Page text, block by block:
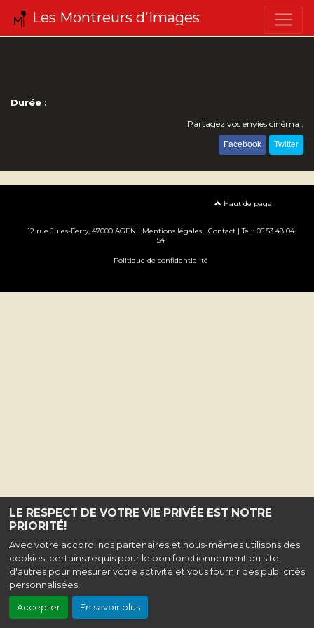
LE RESPECT DE VOTRE VIE PRIVÉE EST NOTRE
PRIORITÉ!
Avec votre accord, nos partenaires et nous-mêmes utilisons des
cookies, certains requis pour le bon fonctionnement du site,
d'autres pour mesurer votre activité et vous fournir des publicités
personnalisées.
Accepter En savoir plus
Les Montreurs d'Images
Durée :
Partagez vos envies cinéma :
Facebook Twitter
Haut de page
12 rue Jules-Ferry, 47000 AGEN | Mentions légales| Contact| Tel : 05 53 48 04
54
Politique de confidentialité